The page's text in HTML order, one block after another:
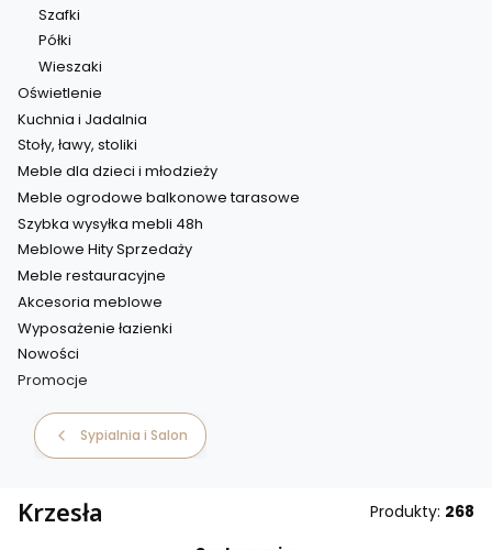
Szafki
Półki
Wieszaki
Oświetlenie
Kuchnia i Jadalnia
Stoły, ławy, stoliki
Meble dla dzieci i młodzieży
Meble ogrodowe balkonowe tarasowe
Szybka wysyłka mebli 48h
Meblowe Hity Sprzedaży
Meble restauracyjne
Akcesoria meblowe
Wyposażenie łazienki
Nowości
Promocje
Koniec menu
Sypialnia i Salon
Krzesła Produkty: 268